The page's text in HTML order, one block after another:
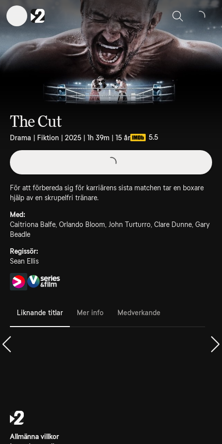
Sök
The Cut
Drama | Fiktion | 2025 | 1h 39m | 15 år 5.5
För att förbereda sig för karriärens sista matchen tar en boxare
hjälp av en skrupelfri tränare.
Med:
Caitriona Balfe, Orlando Bloom, John Turturro, Clare Dunne, Gary
Beadle
Regissör:
Sean Ellis
Liknande titlar Mer info Medverkande
Allmänna villkor